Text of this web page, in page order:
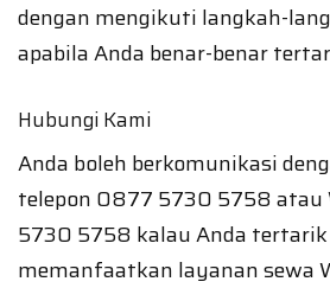
dengan mengikuti langkah-
apabila Anda benar-benar
Hubungi Kami
Anda boleh berkomunikasi
telepon 0877 5730 5758
5730 5758 kalau Anda
memanfaatkan layanan sewa